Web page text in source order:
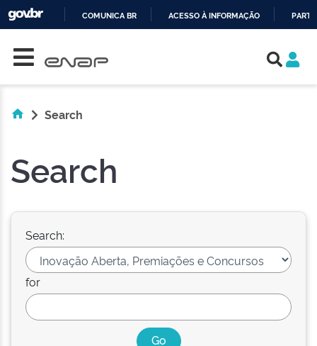
COMUNICA BR ACESSO À INFORMAÇÃO
Search
Search
Search:
for